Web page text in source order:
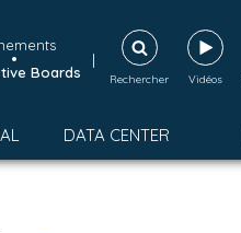
•
Boards
|
Rechercher Vidéos
DATA CENTER